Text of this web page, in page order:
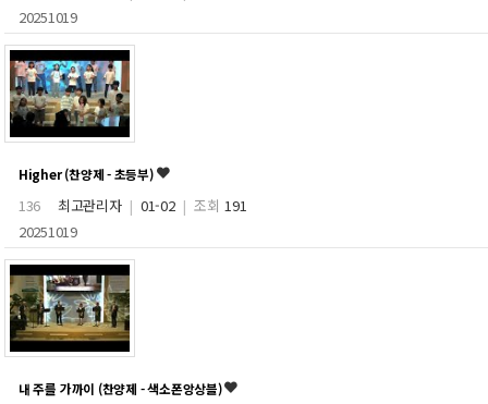
20251019
Higher (찬양제 - 초등부)
136 최고관리자 | 01-02 | 조회 191
20251019
내 주를 가까이 (찬양제 - 색소폰앙상블)